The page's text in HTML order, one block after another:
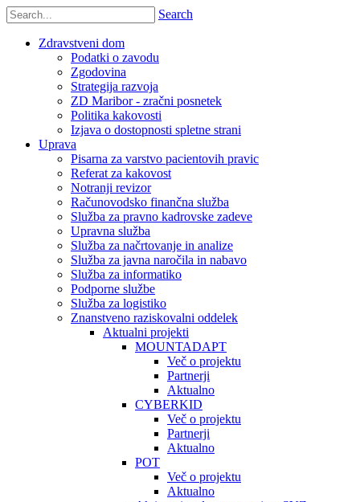
Search
Zdravstveni dom
Podatki o zavodu
Zgodovina
Strategija razvoja
ZD Maribor - zračni posnetek
Politika kakovosti
Izjava o dostopnosti spletne strani
Uprava
Pisarna za varstvo pacientovih pravic
Referat za kakovost
Notranji revizor
Računovodsko finančna služba
Služba za pravno kadrovske zadeve
Upravna služba
Služba za načrtovanje in analize
Služba za javna naročila in nabavo
Služba za informatiko
Podporne službe
Služba za logistiko
Znanstveno raziskovalni oddelek
Aktualni projekti
MOUNTADAPT
Več o projektu
Partnerji
Aktualno
CYBERKID
Več o projektu
Partnerji
Aktualno
POT
Več o projektu
Aktualno